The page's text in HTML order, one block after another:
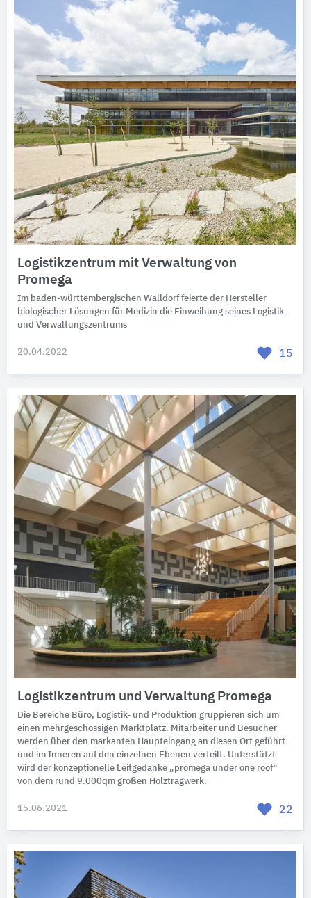
Logistikzentrum mit Verwaltung von
Promega
Im baden-württembergischen Walldorf feierte der Hersteller
biologischer Lösungen für Medizin die Einweihung seines Logistik-
und Verwaltungszentrums
20.04.2022 15
Logistikzentrum und Verwaltung Promega
Die Bereiche Büro, Logistik- und Produktion gruppieren sich um
einen mehrgeschossigen Marktplatz. Mitarbeiter und Besucher
werden über den markanten Haupteingang an diesen Ort geführt
und im Inneren auf den einzelnen Ebenen verteilt. Unterstützt
wird der konzeptionelle Leitgedanke „promega under one roof“
von dem rund 9.000qm großen Holztragwerk.
15.06.2021 22